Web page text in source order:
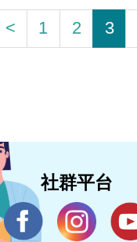
< 1 2 3
社群平台